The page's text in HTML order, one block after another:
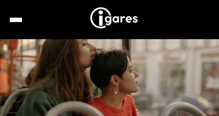
Recherche
Location de voiture
Hôtels
Taxis